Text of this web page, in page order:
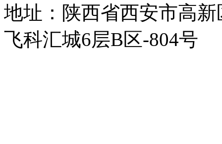
地址：陕西省西安市高
飞科汇城6层B区-804